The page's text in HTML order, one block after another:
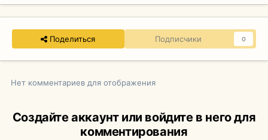
Поделиться Подписчики 0
Нет комментариев для отображения
Создайте аккаунт или войдите в него для
комментирования